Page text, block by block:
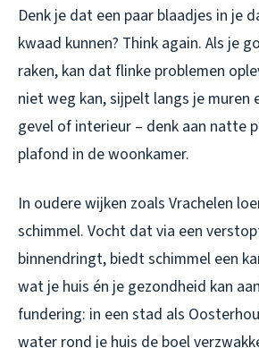
Denk je dat een paar blaadjes in je
kwaad kunnen? Think again. Als je
raken, kan dat flinke problemen
niet weg kan, sijpelt langs je muren
gevel of interieur – denk aan natte
plafond in de woonkamer.
In oudere wijken zoals Vrachelen
schimmel. Vocht dat via een
binnendringt, biedt schimmel een
wat je huis én je gezondheid kan
fundering: in een stad als
water rond je huis de boel